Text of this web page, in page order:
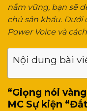
nắm vững, bạn sẽ
chủ sân khấu. Dưới
Power Voice và
Nội dung bài
“Giọng nói
MC Sự kiện